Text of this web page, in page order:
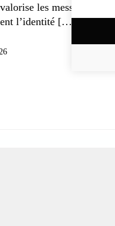
les messages et
l’identité